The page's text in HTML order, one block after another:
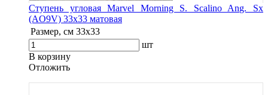
Ступень угловая Marvel Morning S. Scalino Ang. Sx
(AO9V) 33x33 матовая
Размер, см 33x33
шт
В корзину
Oтложить